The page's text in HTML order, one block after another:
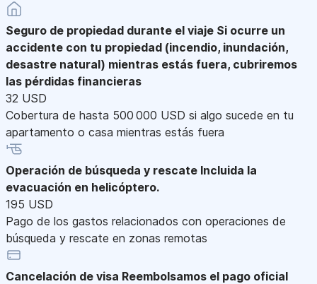
Seguro de propiedad durante el viaje Si ocurre un
accidente con tu propiedad (incendio, inundación,
desastre natural) mientras estás fuera, cubriremos
las pérdidas financieras
32 USD
Cobertura de hasta 500 000 USD si algo sucede en tu
apartamento o casa mientras estás fuera
Operación de búsqueda y rescate Incluida la
evacuación en helicóptero.
195 USD
Pago de los gastos relacionados con operaciones de
búsqueda y rescate en zonas remotas
Cancelación de visa Reembolsamos el pago oficial